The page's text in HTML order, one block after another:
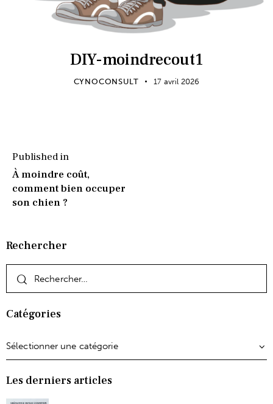
DIY-moindrecout1
CYNOCONSULT 17 avril 2026
Published in
À moindre coût,
comment bien occuper
son chien ?
Rechercher
Catégories
Les derniers articles